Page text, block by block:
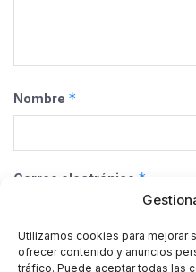
Utilizamos cookies para mejorar
ofrecer contenido y anuncios
tráfico. Puede aceptar todas las
Nombre *
Correo electrónico *
Web